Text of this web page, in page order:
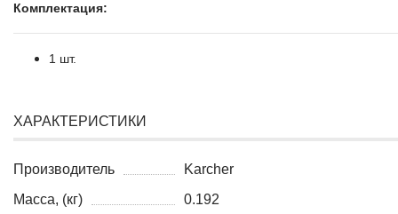
Комплектация:
1 шт.
ХАРАКТЕРИСТИКИ
Производитель
Karcher
Масса, (кг)
0.192